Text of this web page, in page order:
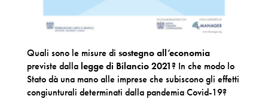
Quali sono le misure di sostegno all’economia
previste dalla legge di Bilancio 2021? In che modo lo
Stato dà una mano alle imprese che subiscono gli effetti
congiunturali determinati dalla pandemia Covid-19?